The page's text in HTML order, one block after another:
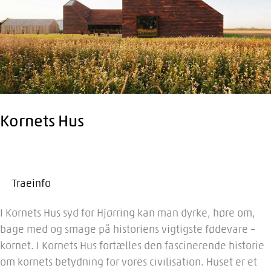
Kornets Hus
Traeinfo
I Kornets Hus syd for Hjørring kan man dyrke, høre om,
bage med og smage på historiens vigtigste fødevare –
kornet. I Kornets Hus fortælles den fascinerende historie
om kornets betydning for vores civilisation. Huset er et